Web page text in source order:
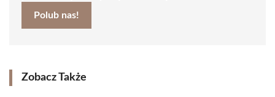
Polub nas!
Zobacz Także